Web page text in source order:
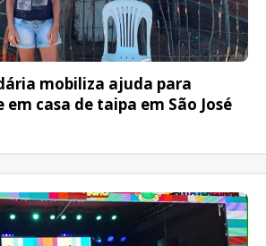
mobiliza ajuda para
casa de taipa em São José